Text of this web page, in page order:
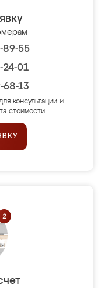
89-55
24-01
68-13
консультации и
стоимости.